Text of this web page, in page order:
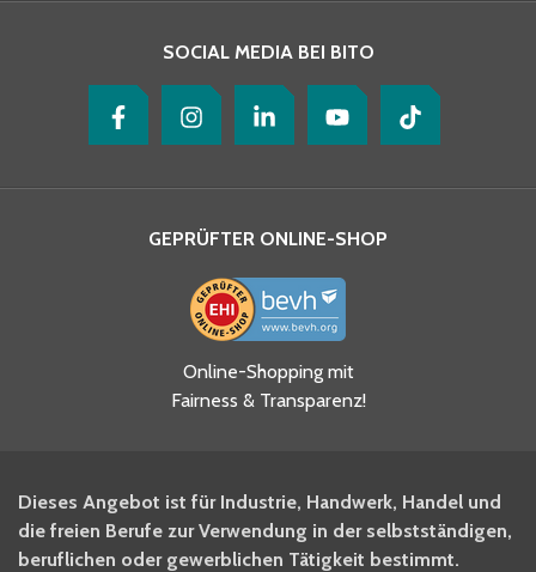
Ja, ich habe die
Datenschutzhinweise gelesen
und akzeptiere diese.
BITO Newsletter Fachwissen
Intralogistiker anmelden.
SOCIAL MEDIA BEI BITO
GEPRÜFTER ONLINE-SHOP
Online-Shopping mit
Fairness & Transparenz!
Dieses Angebot ist für Industrie, Handwerk, Handel und
die freien Berufe zur Verwendung in der selbstständigen,
beruflichen oder gewerblichen Tätigkeit bestimmt.